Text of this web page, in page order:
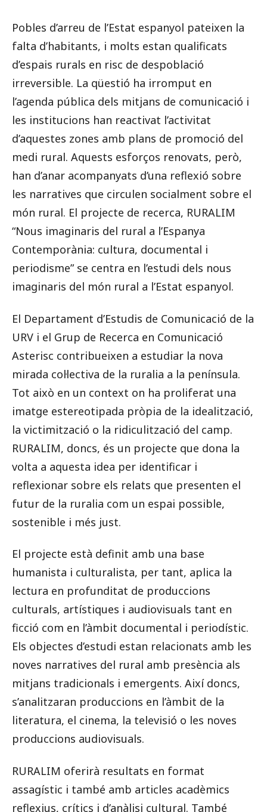
Pobles d’arreu de l’Estat espanyol pateixen la
falta d’habitants, i molts estan qualificats
d’espais rurals en risc de despoblació
irreversible. La qüestió ha irromput en
l’agenda pública dels mitjans de comunicació i
les institucions han reactivat l’activitat
d’aquestes zones amb plans de promoció del
medi rural. Aquests esforços renovats, però,
han d’anar acompanyats d’una reflexió sobre
les narratives que circulen socialment sobre el
món rural. El projecte de recerca, RURALIM
“Nous imaginaris del rural a l’Espanya
Contemporània: cultura, documental i
periodisme” se centra en l’estudi dels nous
imaginaris del món rural a l’Estat espanyol.
El Departament d’Estudis de Comunicació de la
URV i el Grup de Recerca en Comunicació
Asterisc contribueixen a estudiar la nova
mirada col·lectiva de la ruralia a la península.
Tot això en un context on ha proliferat una
imatge estereotipada pròpia de la idealització,
la victimització o la ridiculització del camp.
RURALIM, doncs, és un projecte que dona la
volta a aquesta idea per identificar i
reflexionar sobre els relats que presenten el
futur de la ruralia com un espai possible,
sostenible i més just.
El projecte està definit amb una base
humanista i culturalista, per tant, aplica la
lectura en profunditat de produccions
culturals, artístiques i audiovisuals tant en
ficció com en l’àmbit documental i periodístic.
Els objectes d’estudi estan relacionats amb les
noves narratives del rural amb presència als
mitjans tradicionals i emergents. Així doncs,
s’analitzaran produccions en l’àmbit de la
literatura, el cinema, la televisió o les noves
produccions audiovisuals.
RURALIM oferirà resultats en format
assagístic i també amb articles acadèmics
reflexius, crítics i d’anàlisi cultural. També